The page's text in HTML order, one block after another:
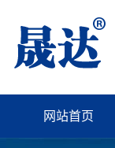
网站首页